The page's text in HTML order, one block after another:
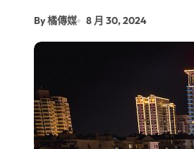
By 橘傳媒 8 月 30, 2024